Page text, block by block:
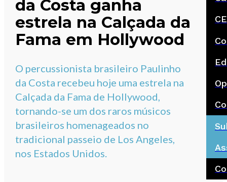
da Costa ganha
estrela na Calçada da
Fama em Hollywood
O percussionista brasileiro Paulinho
da Costa recebeu hoje uma estrela na
Calçada da Fama de Hollywood,
tornando-se um dos raros músicos
brasileiros homenageados no
tradicional passeio de Los Angeles,
nos Estados Unidos.